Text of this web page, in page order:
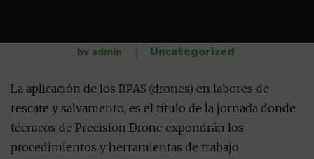
by admin Uncategorized
La aplicación de los RPAS (drones) en labores de
rescate y salvamento, es el título de la jornada donde
técnicos de Precision Drone expondrán los
procedimientos y herramientas de trabajo